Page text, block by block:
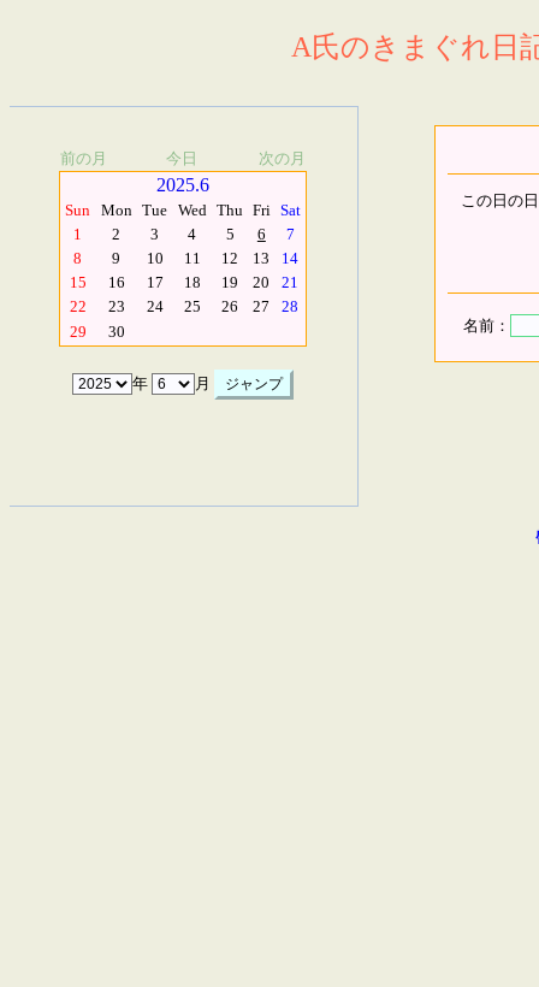
A氏のきまぐれ日
前の月 今日 次の月
2025.6
Sun Mon Tue Wed Thu Fri Sat
1
2 3 4 5 6
7
8
9 10 11 12 13
14
15
16 17 18 19 20
21
22
23 24 25 26 27
28
29
30
年 月
この日の
名前：